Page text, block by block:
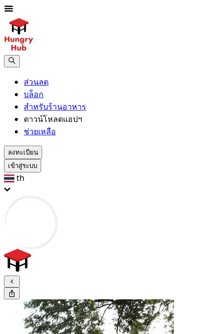
ส่วนลด
บล็อก
สำหรับร้านอาหาร
ดาวน์โหลดแอปฯ
ช่วยเหลือ
ลงทะเบียน
เข้าสู่ระบบ
th